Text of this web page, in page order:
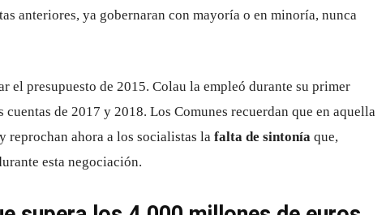
anteriores, ya gobernaran con mayoría o en minoría, nunca
el presupuesto de 2015. Colau la empleó durante su primer
cuentas de 2017 y 2018. Los Comunes recuerdan que en aquella
reprochan ahora a los socialistas la falta de sintonía que,
esta negociación.